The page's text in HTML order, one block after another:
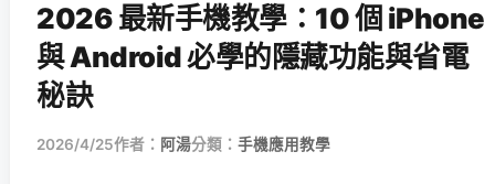
2026 最新手機教學：10 個 iPhone
與 Android 必學的隱藏功能與省電
秘訣
2026/4/25作者： 阿湯分類： 手機應用教學